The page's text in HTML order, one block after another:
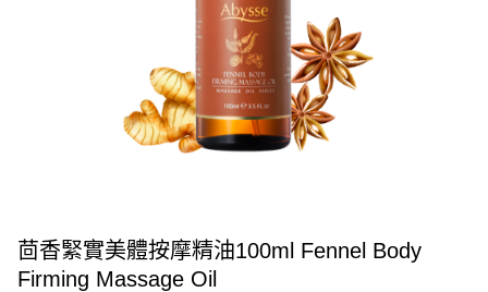
茴香緊實美體按摩精油100ml Fennel Body
Firming Massage Oil